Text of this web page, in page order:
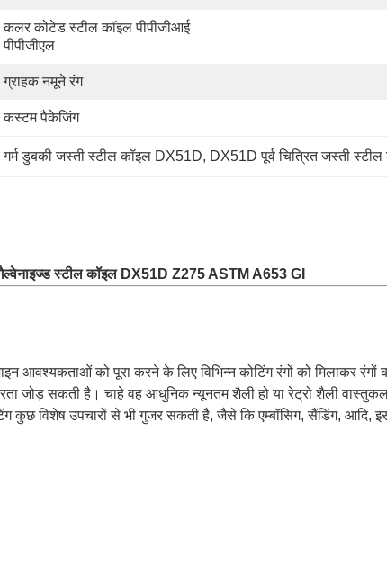
कलर कोटेड स्टील कॉइल पीपीजीआई
पीपीजीएल
ग्राहक नमूने रंग
कस्टम पैकेजिंग
गर्म डुबकी जस्ती स्टील कॉइल DX51D, DX51D पूर्व चित्रित जस्ती
गैल्वेनाइज्ड स्टील कॉइल DX51D Z275 ASTM A653 GI
आवश्यकताओं को पूरा करने के लिए विभिन्न कोटिंग रंगों को मिलाकर
जोड़ सकती है। चाहे वह आधुनिक न्यूनतम शैली हो या रेट्रो शैली
कुछ विशेष उपचारों से भी गुजर सकती है, जैसे कि एम्बॉसिंग, सैंडिंग,